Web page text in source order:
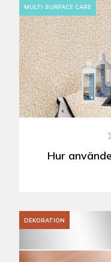
MULTI SURFACE CARE
Hur
DEKORATION